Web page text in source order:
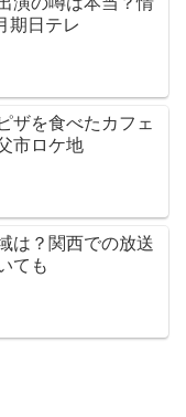
期日テレ
ザを食べたカフェ
市ロケ地
は？関西での放送
ても